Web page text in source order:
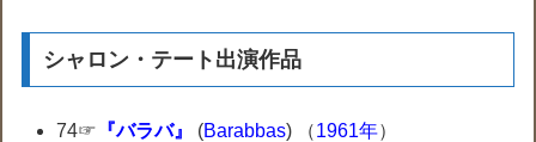
シャロン・テート出演作品
74☞ 『バラバ』 (Barabbas) （1961年）